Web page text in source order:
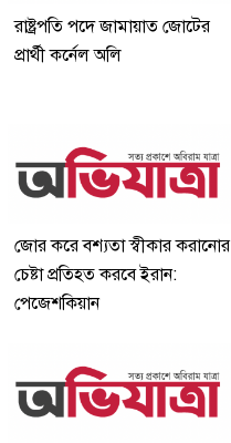
রাষ্ট্রপতি পদে জামায়াত জোটের
প্রার্থী কর্নেল অলি
জোর করে বশ্যতা স্বীকার করানোর
চেষ্টা প্রতিহত করবে ইরান:
পেজেশকিয়ান